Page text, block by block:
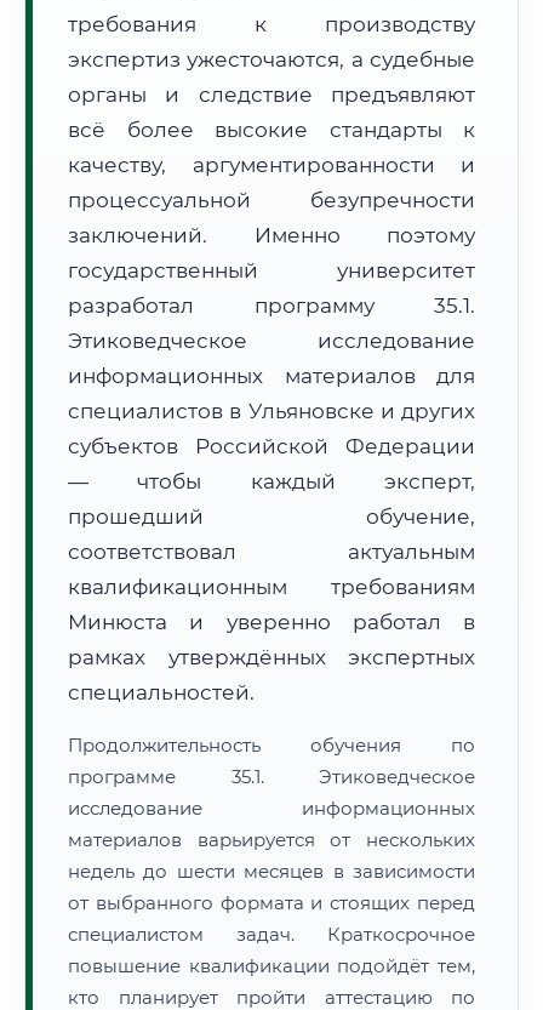
Формат учебы:
Дистанционно
🗺️ Зона обслуживания: г. Ульяновск
Расчет логистики оригиналов:
• Маршрут транзита:
• Экспресс-доставка СДЭК / Почтой: 3–5 рабочих дней
📜 Документы и аккредитация ФИС ФРДО
Нажмите на документ для увеличения и просмотра
требования к производству
экспертиз ужесточаются, а судебные
органы и следствие предъявляют
всё более высокие стандарты к
качеству, аргументированности и
процессуальной безупречности
заключений. Именно поэтому
государственный университет
разработал программу 35.1.
Этиковедческое исследование
информационных материалов для
специалистов в Ульяновске и других
субъектов Российской Федерации
— чтобы каждый эксперт,
прошедший обучение,
соответствовал актуальным
квалификационным требованиям
Минюста и уверенно работал в
рамках утверждённых экспертных
специальностей.
Продолжительность обучения по
программе 35.1. Этиковедческое
исследование информационных
материалов варьируется от нескольких
недель до шести месяцев в зависимости
от выбранного формата и стоящих перед
специалистом задач. Краткосрочное
повышение квалификации подойдёт тем,
кто планирует пройти аттестацию по